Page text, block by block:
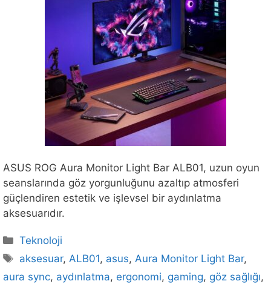
ASUS ROG Aura Monitor Light Bar ALB01, uzun oyun
seanslarında göz yorgunluğunu azaltıp atmosferi
güçlendiren estetik ve işlevsel bir aydınlatma
aksesuarıdır.
Kategoriler
Teknoloji
Etiketler
aksesuar,ALB01, asus,Aura Monitor Light Bar,
aura sync, aydınlatma, ergonomi, gaming, göz sağlığı,